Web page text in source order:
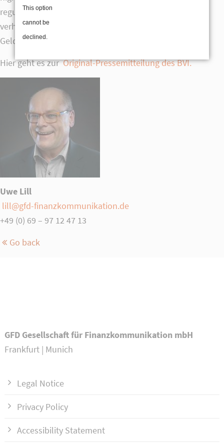
regulatorische Änderungen verabschiedet wurden, die
verhindern, dass Immobilienfonds quasi als
Geldmarktfondsersatz genutzt werden können.
Hier geht es zurOriginal-Pressemitteilung des BVI.
Uwe Lill
lill@gfd-finanzkommunikation.de
+49 (0) 69 – 97 12 47 13
Go back
GFD Gesellschaft für Finanzkommunikation mbH
Frankfurt | Munich
Legal Notice
Privacy Policy
Accessibility Statement
This option
cannot be
declined.